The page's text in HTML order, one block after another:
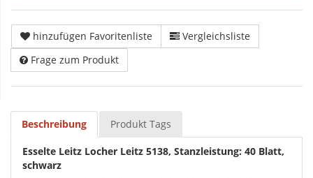
hinzufügen Favoritenliste
Vergleichsliste
Frage zum Produkt
Beschreibung Produkt Tags
Esselte Leitz Locher Leitz 5138, Stanzleistung: 40 Blatt,
schwarz